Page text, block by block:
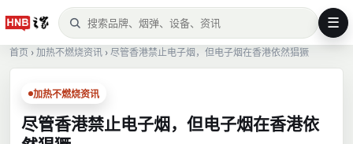
☰
首页 › 加热不燃烧资讯 › 尽管香港禁止电子烟，但电子烟在香港依然猖獗
加热不燃烧资讯
尽管香港禁止电子烟，但电子烟在香港依